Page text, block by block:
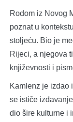
Rodom iz Novog
poznat u
stoljeću. Bio je
Rijeci, a njegova
književnosti i
Kamlenz je izdao
se ističe
dio šire kulturne i